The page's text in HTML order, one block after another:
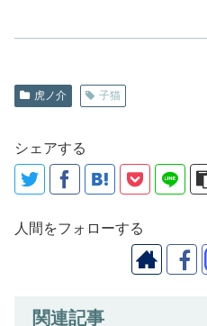
虎ノ介 子猫
シェアする
人間をフォローする
関連記事